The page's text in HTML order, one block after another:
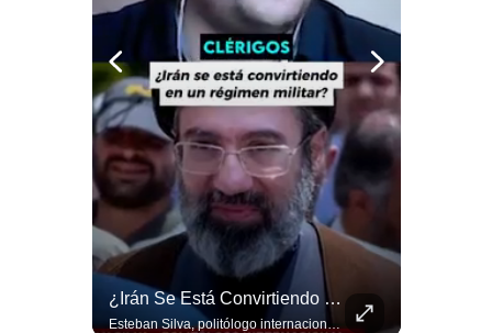
¿Irán Se Está Convirtiendo En Un Régimen Militar? | #radar24
Esteban Silva, politólogo internacional, señala que algunos analistas consideran que la estructura religiosa iraní estaría sirviendo para sostener el poder de una cúpula militar. Explica que la Guardia Revolucionaria está aumentando su influencia sobre la seguridad, las decisiones estratégicas y hasta asuntos económicos como el estrecho de Ormuz. #Iran #GuardiaRevolucionaria #Geopolitica #NoticiasInternacionales #Shorts 👉 Suscríbete y activa la campana para no perderte nuestro análisis diario. 🌎 Síguenos en nuestras redes sociales: 📌 Web oficial: https://gestion.pe/mundo/ 📌 LinkedIn: http://bit.ly/3HYIET0 📌 X (Twitter): http://bit.ly/4noZtX9 📌 TikTok: http://bit.ly/4evB6TO